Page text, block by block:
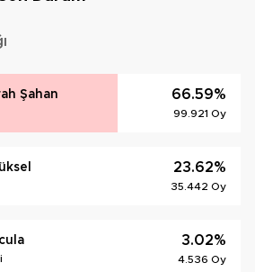
Şahan 66.59%
99.921 Oy
23.62%
35.442 Oy
3.02%
4.536 Oy